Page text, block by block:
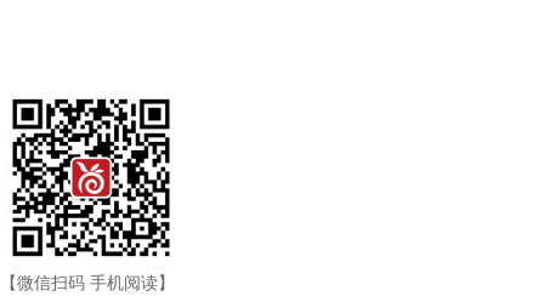
【微信扫码 手机阅读】